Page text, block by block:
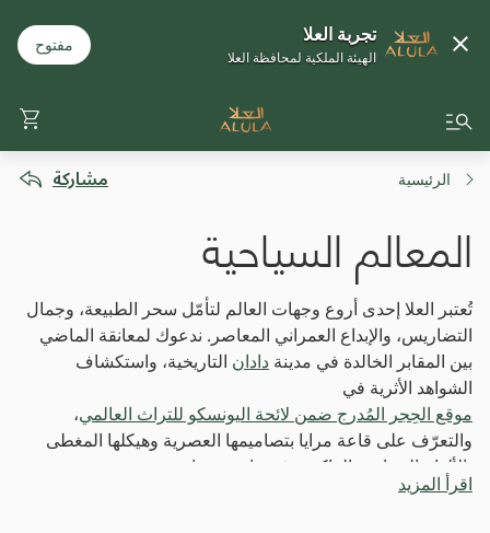
الرئيسية مشاركة
المعالم السياحية
تُعتبر العلا إحدى أروع وجهات العالم لتأمّل سحر الطبيعة، وجمال
التضاريس، والإبداع العمراني المعاصر. ندعوك لمعانقة الماضي
بين المقابر الخالدة في مدينة دادان التاريخية، واستكشاف
الشواهد الأثرية في
موقع الحِجر المُدرج ضمن لائحة اليونسكو للتراث العالمي،
والتعرّف على قاعة مرايا بتصاميمها العصرية وهيكلها المغطى
بالألواح الزجاجية العاكسة في
وادي عِشار
اقرأ المزيد
تجربة العلا
الهيئة الملكية لمحافظة العلا
مفتوح